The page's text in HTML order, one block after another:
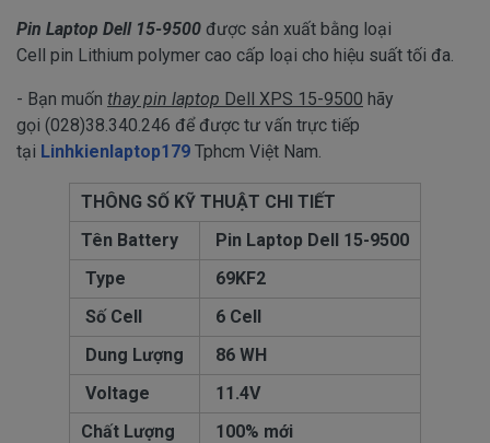
Pin Laptop Dell 15-9500 được sản xuất bằng loại
Cell pin Lithium polymer cao cấp loại cho hiệu suất tối đa.
- Bạn muốn thay pin laptop Dell XPS 15-9500 hãy
gọi (028)38.340.246 để được tư vấn trực tiếp
tại Linhkienlaptop179 Tphcm Việt Nam.
THÔNG SỐ KỸ THUẬT CHI TIẾT
Tên Battery
Pin Laptop Dell 15-9500
Type
69KF2
Số Cell
6 Cell
Dung Lượng
86 WH
Voltage
11.4V
Chất Lượng
100% mới